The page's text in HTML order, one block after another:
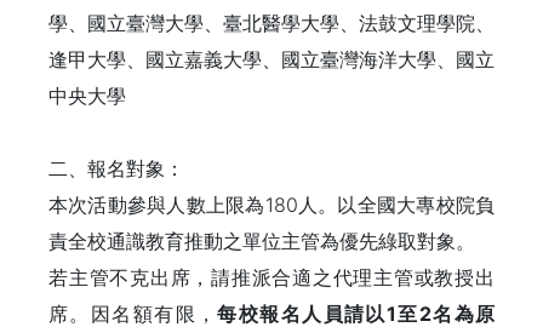
學、國立臺灣大學、臺北醫學大學、法鼓文理學院、
逢甲大學、國立嘉義大學、國立臺灣海洋大學、國立
中央大學
二、報名對象：
本次活動參與人數上限為180人。以全國大專校院負
責全校通識教育推動之單位主管為優先綠取對象。
若主管不克出席，請推派合適之代理主管或教授出
席。因名額有限，每校報名人員請以1至2名為原